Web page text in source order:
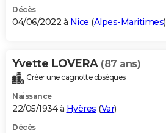
Décès
04/06/2022 à Nice (Alpes-Maritimes)
Yvette LOVERA (87 ans)
Créer une cagnotte obsèques
Naissance
22/05/1934 à Hyères (Var)
Décès